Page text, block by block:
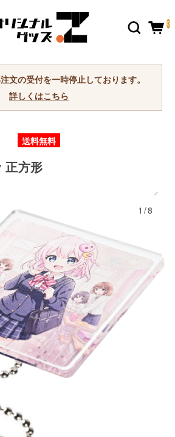
0
文の受付を一時停止しております。
詳しくはこちら
送料無料
正方形
1/8